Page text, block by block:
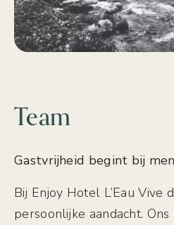
Team
Gastvrijheid begint bij
Bij Enjoy Hotel L’Eau Vive
persoonlijke aandacht.